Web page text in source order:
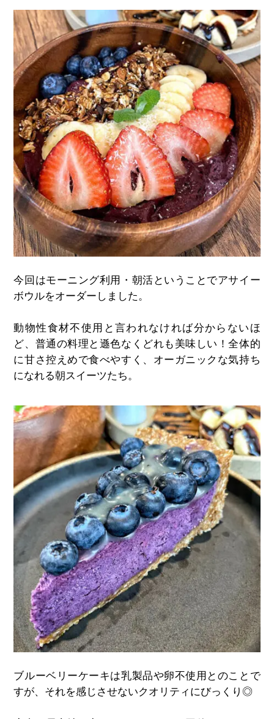
今回はモーニング利用・朝活ということでアサイー
ボウルをオーダーしました。
動物性食材不使用と言われなければ分からないほ
ど、普通の料理と遜色なくどれも美味しい！全体的
に甘さ控えめで食べやすく、オーガニックな気持ち
になれる朝スイーツたち。
ブルーベリーケーキは乳製品や卵不使用とのことで
すが、それを感じさせないクオリティにびっくり◎